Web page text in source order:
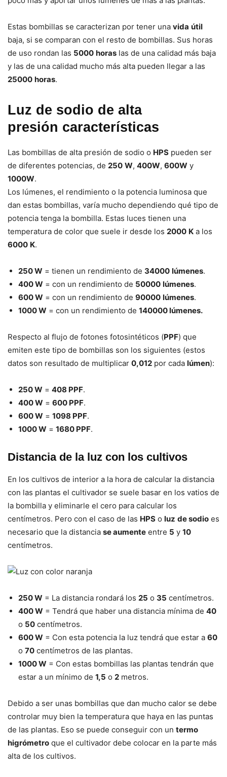
Estas bombillas se caracterizan por tener una vida útil
baja, si se comparan con el resto de bombillas. Sus horas
de uso rondan las 5000 horas las de una calidad más baja
y las de una calidad mucho más alta pueden llegar a las
25000 horas.
Luz de sodio de alta
presión características
Las bombillas de alta presión de sodio o HPS pueden ser
de diferentes potencias, de 250 W, 400W, 600W y
1000W.
Los lúmenes, el rendimiento o la potencia luminosa que
dan estas bombillas, varía mucho dependiendo qué tipo de
potencia tenga la bombilla. Estas luces tienen una
temperatura de color que suele ir desde los 2000 K a los
6000 K.
250 W = tienen un rendimiento de 34000 lúmenes.
400 W = con un rendimiento de 50000 lúmenes.
600 W = con un rendimiento de 90000 lúmenes.
1000 W = con un rendimiento de 140000 lúmenes.
Respecto al flujo de fotones fotosintéticos (PPF) que
emiten este tipo de bombillas son los siguientes (estos
datos son resultado de multiplicar 0,012 por cada lúmen):
250 W = 408 PPF.
400 W = 600 PPF.
600 W = 1098 PPF.
1000 W = 1680 PPF.
Distancia de la luz con los cultivos
En los cultivos de interior a la hora de calcular la distancia
con las plantas el cultivador se suele basar en los vatios de
la bombilla y eliminarle el cero para calcular los
centímetros. Pero con el caso de las HPS o luz de sodio es
necesario que la distancia se aumente entre 5 y 10
centímetros.
250 W = La distancia rondará los 25 o 35 centímetros.
400 W = Tendrá que haber una distancia mínima de 40
o 50 centímetros.
600 W = Con esta potencia la luz tendrá que estar a 60
o 70 centímetros de las plantas.
1000 W = Con estas bombillas las plantas tendrán que
estar a un mínimo de 1,5 o 2 metros.
Debido a ser unas bombillas que dan mucho calor se debe
controlar muy bien la temperatura que haya en las puntas
de las plantas. Eso se puede conseguir con un termo
higrómetro que el cultivador debe colocar en la parte más
alta de los cultivos.